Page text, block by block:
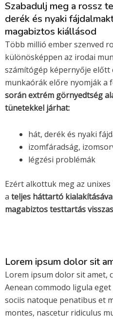
Szabadulj meg a rossz
derék és nyaki
magabiztos kiállásod
Több millió ember szenved
különösképpen az irodai
számítógép képernyője
munkaórák előre nyomják a
során extrém görnyedtség
tünetekkel járhat:
hát, derék és nyaki
izomfáradság,
légzési problémák
Ezért alkottuk meg az unixes
a teljes háttartó
magabiztos testtartás
Lorem ipsum dolor sit
Lorem ipsum dolor sit amet,
Aenean commodo ligula
sociis natoque penatibus et
montes, nascetur ridiculus